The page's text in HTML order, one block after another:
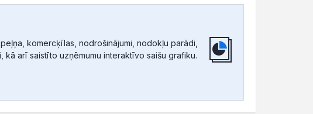
komercķīlas, nodrošinājumi, nodokļu parādi,
kā arī saistīto uzņēmumu interaktīvo saišu grafiku.